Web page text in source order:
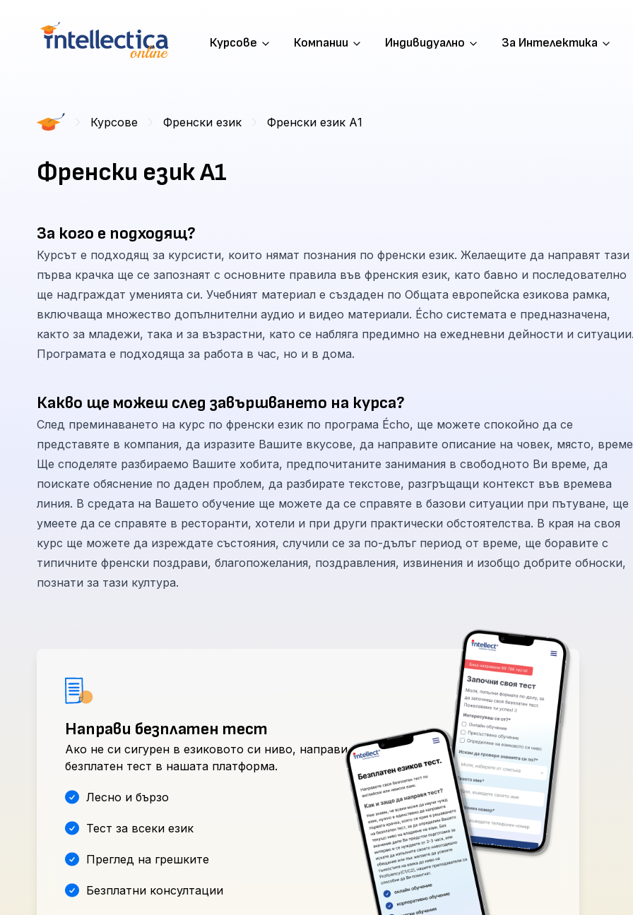
Курсове Компании Индивидуално За Интелектика
Курсове Френски език Френски език А1
Френски език А1
За кого е подходящ?
Курсът е подходящ за курсисти, които нямат познания по френски език. Желаещите да направят тази
първа крачка ще се запознаят с основните правила във френския език, като бавно и последователно
ще надграждат уменията си. Учебният материал е създаден по Общата европейска езикова рамка,
включваща множество допълнителни аудио и видео материали. Écho системата е предназначена,
както за младежи, така и за възрастни, като се набляга предимно на ежедневни дейности и
Програмата е подходяща за работа в час, но и в дома.
Какво ще можеш след завършването на курса?
След преминаването на курс по френски език по програма Écho, ще можете спокойно да се
представяте в компания, да изразите Вашите вкусове, да направите описание на човек, място,
Ще споделяте разбираемо Вашите хобита, предпочитаните занимания в свободното Ви време, да
поискате обяснение по даден проблем, да разбирате текстове, разгръщащи контекст във времева
линия. В средата на Вашето обучение ще можете да се справяте в базови ситуации при пътуване, ще
умеете да се справяте в ресторанти, хотели и при други практически обстоятелства. В края на своя
курс ще можете да изреждате състояния, случили се за по-дълъг период от време, ще боравите с
типичните френски поздрави, благопожелания, поздравления, извинения и изобщо добрите обноски,
познати за тази култура.
Направи безплатен тест
Ако не си сигурен в езиковото си ниво, направи
безплатен тест в нашата платформа.
Лесно и бързо
Тест за всеки език
Преглед на грешките
Безплатни консултации